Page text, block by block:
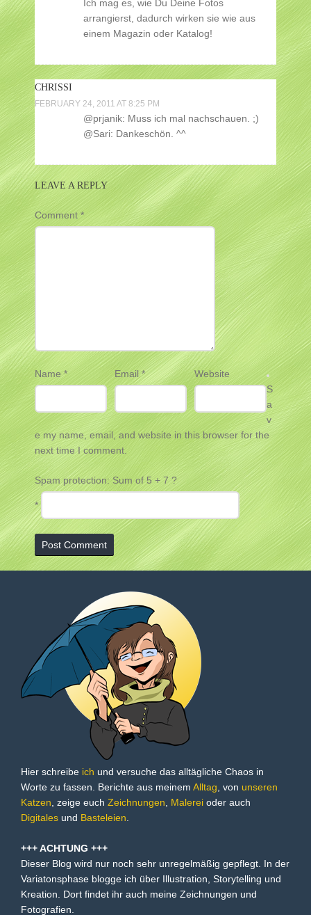
Ich mag es, wie Du Deine Fotos
arrangierst, dadurch wirken sie wie aus
einem Magazin oder Katalog!
CHRISSI
FEBRUARY 24, 2011 AT 8:25 PM
@prjanik: Muss ich mal nachschauen. ;)
@Sari: Dankeschön. ^^
LEAVE A REPLY
Comment *
Name* Email*
Website
S
a
v
e my name, email, and website in this browser for the
next time I comment.
Spam protection: Sum of 5 + 7 ?
*
Hier schreibe ich und versuche das alltägliche Chaos in
Worte zu fassen. Berichte aus meinem Alltag , von unseren
Katzen , zeige euch Zeichnungen Malerei oder auch
Digitales und Basteleien
+++ ACHTUNG +++
Dieser Blog wird nur noch sehr unregelmäßig gepflegt. In der
Variatonsphase blogge ich über Illustration, Storytelling und
Kreation. Dort findet ihr auch meine Zeichnungen und
Fotografien.